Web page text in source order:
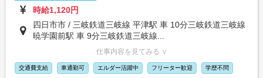
時給1,120円
四日市市 / 三岐鉄道三岐線 平津駅 車 10分三岐鉄道三岐線
暁学園前駅 車 9分三岐鉄道三岐線...
仕事内容を見てみる ∨
交通費支給 車通勤可 エルダー活躍中 フリーター歓迎 学歴不問